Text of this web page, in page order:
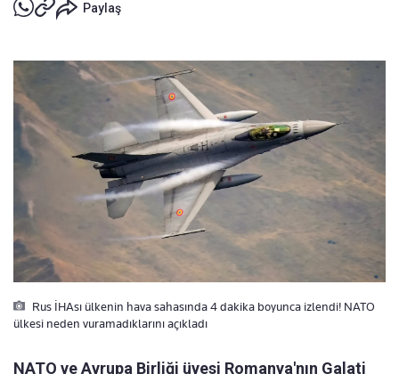
Paylaş
Rus İHAsı ülkenin hava sahasında 4 dakika boyunca izlendi! NATO
ülkesi neden vuramadıklarını açıkladı
NATO ve Avrupa Birliği üyesi Romanya'nın Galati